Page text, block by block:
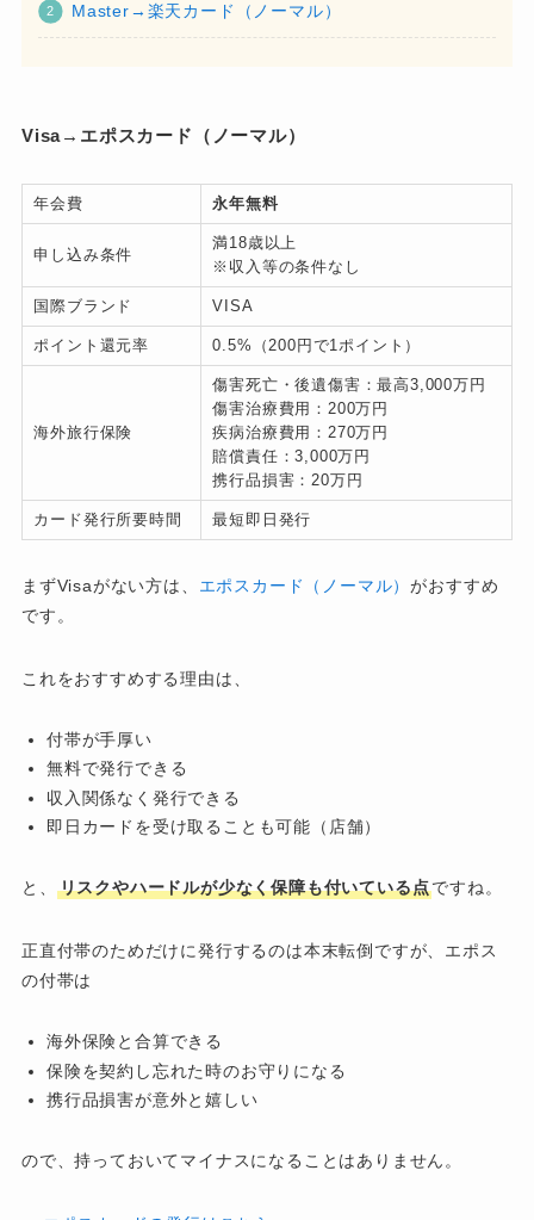
Master→楽天カード（ノーマル）
Visa→エポスカード（ノーマル）
年会費 永年無料
申し込み条件
満18歳以上
※収入等の条件なし
国際ブランド VISA
ポイント還元率 0.5%（200円で1ポイント）
海外旅行保険
傷害死亡・後遺傷害：最高3,000万円
傷害治療費用：200万円
疾病治療費用：270万円
賠償責任：3,000万円
携行品損害：20万円
カード発行所要時間 最短即日発行
まずVisaがない方は、 エポスカード（ノーマル）がおすすめ
です。
これをおすすめする理由は、
付帯が手厚い
無料で発行できる
収入関係なく発行できる
即日カードを受け取ることも可能（店舗）
と、 リスクやハードルが少なく保障も付いている点ですね。
正直付帯のためだけに発行するのは本末転倒ですが、エポス
の付帯は
海外保険と合算できる
保険を契約し忘れた時のお守りになる
携行品損害が意外と嬉しい
ので、持っておいてマイナスになることはありません。